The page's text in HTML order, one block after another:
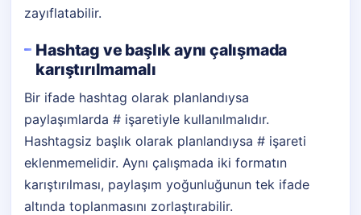
zayıflatabilir.
Hashtag ve başlık aynı çalışmada
karıştırılmamalı
Bir ifade hashtag olarak planlandıysa
paylaşımlarda # işaretiyle kullanılmalıdır.
Hashtagsiz başlık olarak planlandıysa # işareti
eklenmemelidir. Aynı çalışmada iki formatın
karıştırılması, paylaşım yoğunluğunun tek ifade
altında toplanmasını zorlaştırabilir.